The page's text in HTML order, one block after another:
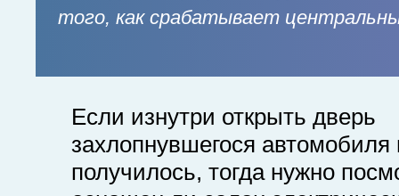
того, как срабатывает
Если изнутри открыть дверь
захлопнувшегося автомобиля
получилось, тогда нужно